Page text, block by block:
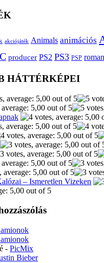
akciójáték Animals animációs
producer PS2 PS3 PSP
HÁTTÉRKÉPEI
– Ismeretlen Vizeken
- PicMix
Bieber